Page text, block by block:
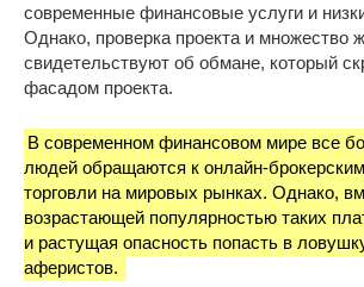
современные финансовые услуги и
Однако, проверка проекта и множество
свидетельствуют об обмане, который
фасадом проекта.
В современном финансовом мире все
людей обращаются к онлайн-
торговли на мировых рынках. Однако,
возрастающей популярностью таких
и растущая опасность попасть в
аферистов.